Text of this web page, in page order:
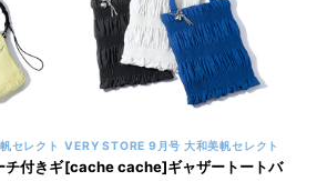
セレクト
付きギ
VERY STORE 9月号 大和美帆セレクト
[cache cache]ギャザートートバ